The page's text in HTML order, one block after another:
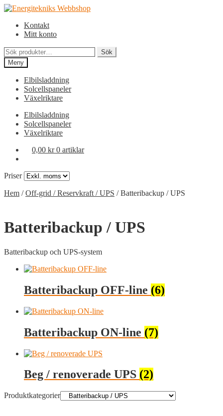
Hoppa
navigering
Hoppa
innehållKontakt
Mitt konto
Sök
efter:
Sök
Meny
Elbilsladdning
Solcellspaneler
Växelriktare
Elbilsladdning
Solcellspaneler
Växelriktare
0,00 kr 0 artiklar
Priser
Hem /Off-grid / Reservkraft / UPS /Batteribackup / UPS
Batteribackup / UPS
Batteribackup och UPS-system
Batteribackup OFF-line (6)
Batteribackup ON-line (7)
Beg / renoverade UPS (2)
Produktkategorier